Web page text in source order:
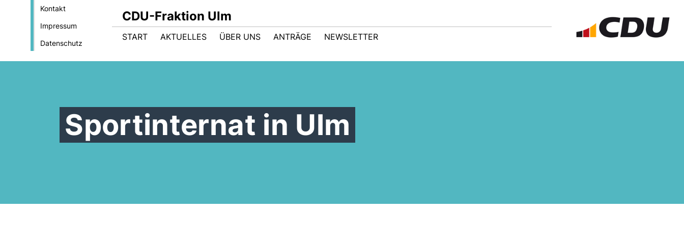
Kontakt
Impressum
Datenschutz
CDU-Fraktion Ulm
START AKTUELLES ÜBER UNS ANTRÄGE NEWSLETTER
Sportinternat in Ulm